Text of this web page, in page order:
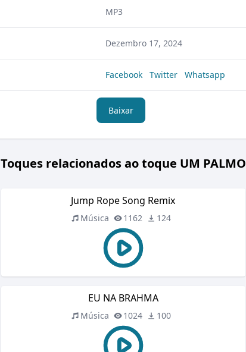
MP3
Dezembro 17, 2024
Facebook Twitter Whatsapp
Baixar
Toques relacionados ao toque UM PALMO
Jump Rope Song Remix
Música 1162 124
EU NA BRAHMA
Música 1024 100